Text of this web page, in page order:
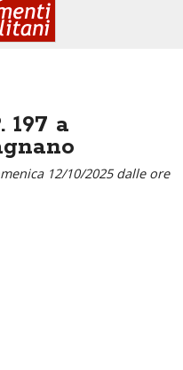
197 a
12/10/2025 dalle ore